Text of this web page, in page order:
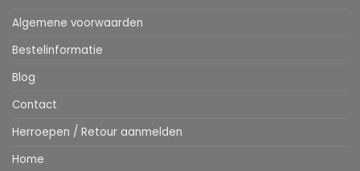
Algemene voorwaarden
Bestelinformatie
Blog
Contact
Herroepen / Retour aanmelden
Home